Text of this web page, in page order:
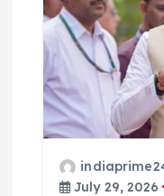
July 29, 2026